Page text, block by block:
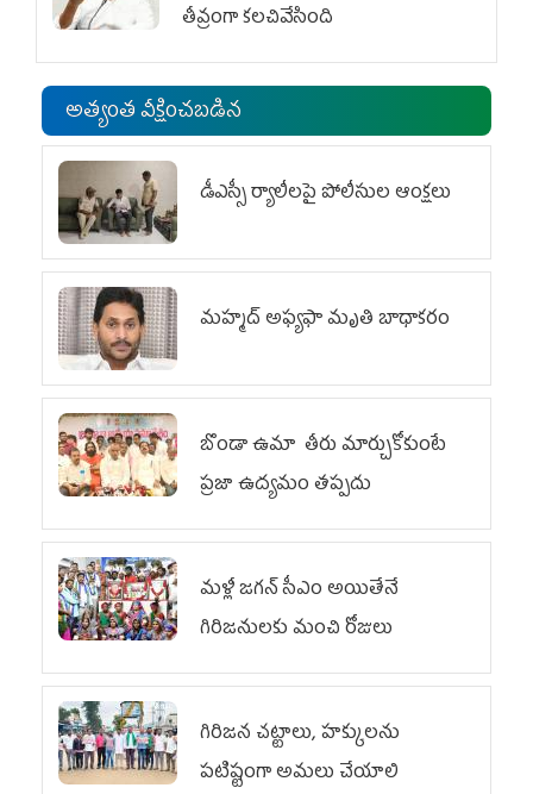
తీవ్రంగా కలచివేసింది
అత్యంత వీక్షించబడిన
డీఎస్సీ ర్యాలీలపై పోలీసుల ఆంక్షలు
మహ్మద్‌ అఫ్యఫా మృతి బాధాకరం
బొండా ఉమా తీరు మార్చుకోకుంటే
ప్రజా ఉద్యమం తప్పదు
మళ్లీ జగన్ సీఎం అయితేనే
గిరిజనులకు మంచి రోజులు
గిరిజన చట్టాలు, హక్కులను
పటిష్టంగా అమలు చేయాలి